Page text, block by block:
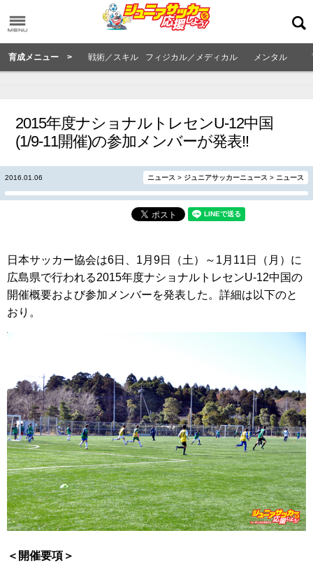
育成メニュー > 戦術／スキル フィジカル／メディカル メンタル
2015年度ナショナルトレセンU-12中国
(1/9-11開催)の参加メンバーが発表!!
2016.01.06 ニュース > ジュニアサッカーニュース > ニュース
日本サッカー協会は6日、1月9日（土）～1月11日（月）に
広島県で行われる2015年度ナショナルトレセンU-12中国の
開催概要および参加メンバーを発表した。詳細は以下のと
おり。
＜開催要項＞